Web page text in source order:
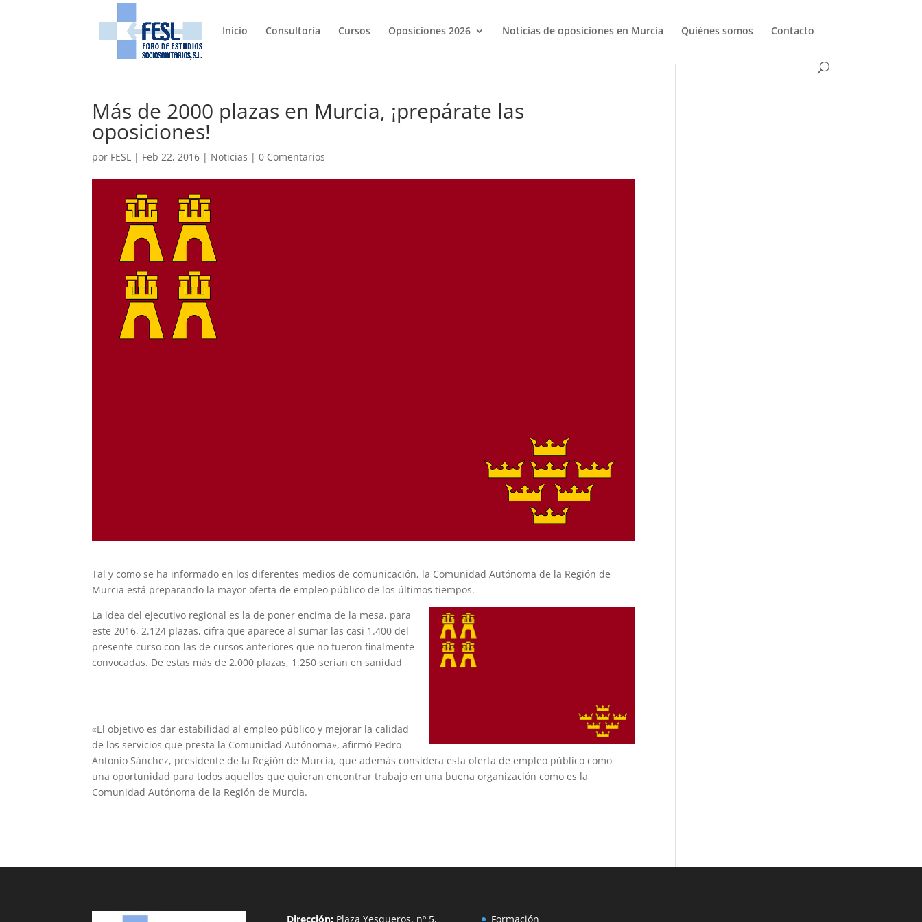
Inicio Consultoría Cursos Oposiciones 2026 Noticias de oposiciones en Murcia Quiénes somos Contacto
Más de 2000 plazas en Murcia, ¡prepárate las
oposiciones!
por FESL | Feb 22, 2016 | Noticias |0 Comentarios
Tal y como se ha informado en los diferentes medios de comunicación, la Comunidad Autónoma de la Región de
Murcia está preparando la mayor oferta de empleo público de los últimos tiempos.
La idea del ejecutivo regional es la de poner encima de la mesa, para
este 2016, 2.124 plazas, cifra que aparece al sumar las casi 1.400 del
presente curso con las de cursos anteriores que no fueron finalmente
convocadas. De estas más de 2.000 plazas, 1.250 serían en sanidad
«El objetivo es dar estabilidad al empleo público y mejorar la calidad
de los servicios que presta la Comunidad Autónoma», afirmó Pedro
Antonio Sánchez, presidente de la Región de Murcia, que además considera esta oferta de empleo público como
una oportunidad para todos aquellos que quieran encontrar trabajo en una buena organización como es la
Comunidad Autónoma de la Región de Murcia.
Dirección: Plaza Yesqueros, nº 5, Formación